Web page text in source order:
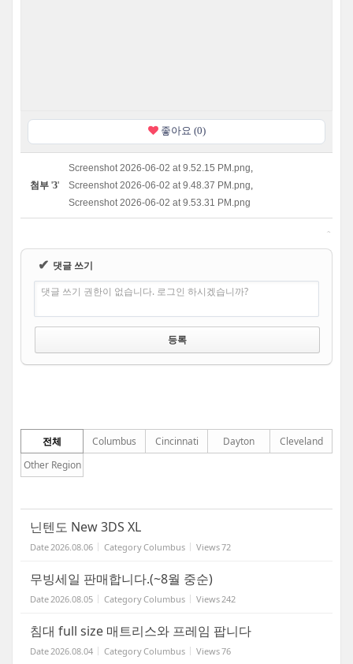
좋아요 (0)
첨부 '3'
Screenshot 2026-06-02 at 9.52.15 PM.png,
Screenshot 2026-06-02 at 9.48.37 PM.png,
Screenshot 2026-06-02 at 9.53.31 PM.png
✔ 댓글 쓰기
댓글 쓰기 권한이 없습니다. 로그인 하시겠습니까?
전체 Columbus Cincinnati Dayton
Cleveland
Other Region
닌텐도 New 3DS XL
Date2026.08.06 CategoryColumbus Views72
무빙세일 판매합니다.(~8월 중순)
Date2026.08.05 CategoryColumbus Views242
침대 full size 매트리스와 프레임 팝니다
Date2026.08.04 CategoryColumbus Views76